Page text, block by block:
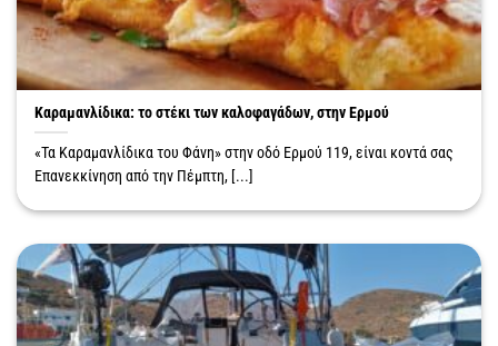
Καραμανλίδικα: το στέκι των καλοφαγάδων, στην Ερμού
«Τα Καραμανλίδικα του Φάνη» στην οδό Ερμού 119, είναι κοντά σας
Επανεκκίνηση από την Πέμπτη, [...]